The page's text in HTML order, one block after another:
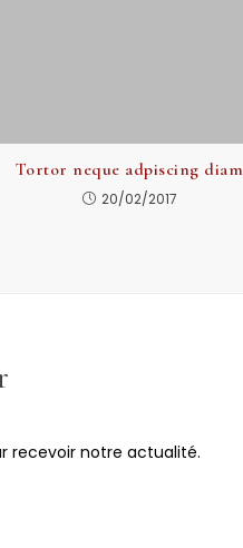
Tortor neque adpiscing diam
20/02/2017
recevoir notre actualité.